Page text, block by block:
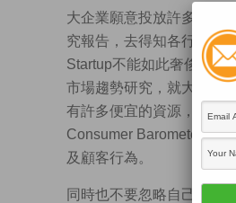
大企業願意投放許多金錢
究報告，去得知各行業的
Startup不能如此奢侈，但
市場趨勢研究，就大錯特
有許多便宜的資源，例如
Consumer Barometer，
及顧客行為。
同時也不要忽略自己的「